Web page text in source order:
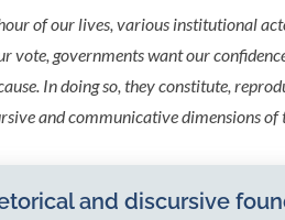
of our lives, various institutional
vote, governments want our
In doing so, they constitute,
and communicative dimensions
and discursive